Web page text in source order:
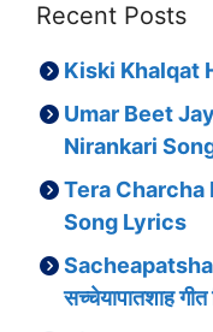
Recent Posts
Kiski Khalqat
Umar Beet
Nirankari
Tera Charcha
Song Lyrics
सच्चेयापातशाह गीत